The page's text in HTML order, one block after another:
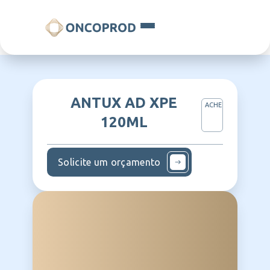
ANTUX AD XPE
120ML
ACHE
Solicite um orçamento